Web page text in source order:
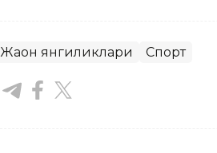
Жаҳон янгиликлари Спорт